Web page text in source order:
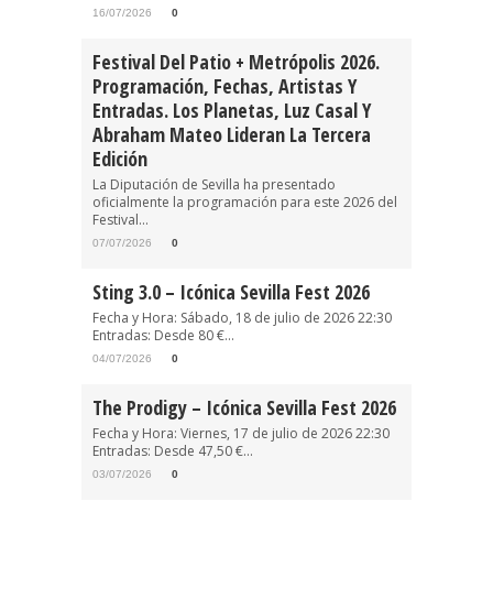
16/07/2026 0
Festival Del Patio + Metrópolis 2026.
Programación, Fechas, Artistas Y
Entradas. Los Planetas, Luz Casal Y
Abraham Mateo Lideran La Tercera
Edición
La Diputación de Sevilla ha presentado
oficialmente la programación para este 2026 del
Festival...
07/07/2026 0
Sting 3.0 – Icónica Sevilla Fest 2026
Fecha y Hora: Sábado, 18 de julio de 2026 22:30
Entradas: Desde 80 €...
04/07/2026 0
The Prodigy – Icónica Sevilla Fest 2026
Fecha y Hora: Viernes, 17 de julio de 2026 22:30
Entradas: Desde 47,50 €...
03/07/2026 0